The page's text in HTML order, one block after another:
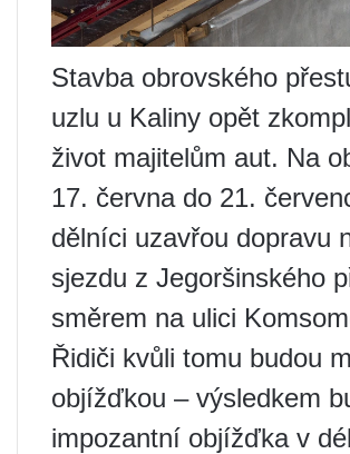
Stavba obrovského
uzlu u Kaliny opět
život majitelům aut. Na
17. června do 21.
dělníci uzavřou dopravu
sjezdu z Jegoršinského
směrem na ulici
Řidiči kvůli tomu budou
objížďkou – výsledkem
impozantní objížďka v